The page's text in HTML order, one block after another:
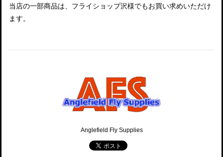
当店の一部商品は、フライショップ沢様でもお買い求めいただけ
ます。
Anglefield Fly Supplies